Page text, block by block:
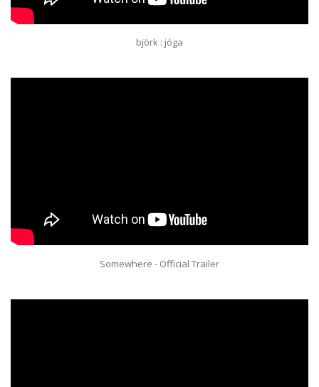
björk : jóga
Somewhere - Official Trailer